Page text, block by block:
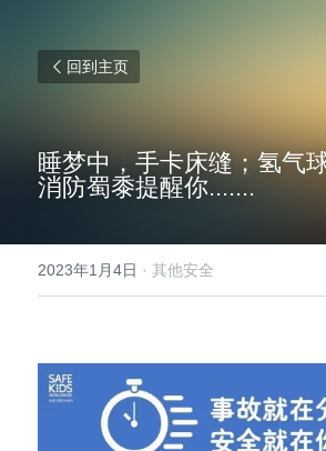
回到主页
睡梦中，手卡床缝；氢气
消防蜀黍提醒你.......
2023年1月4日 · 其他安全